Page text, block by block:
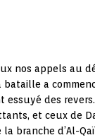
nos appels au
a
des
et ceux de
branche d’Al-